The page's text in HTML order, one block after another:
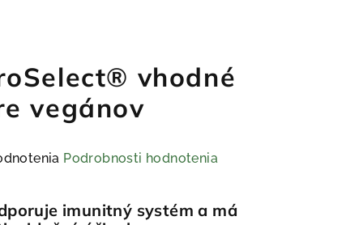
vhodné
vegánov
Podrobnosti hodnotenia
imunitný systém a má